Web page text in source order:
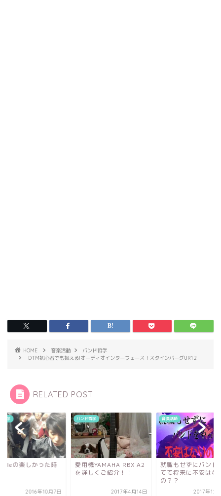
HOME 音楽活動
バンド哲学
DTM初心者でも扱える!オーディオインターフェース！スタインバーグUR12
RELATED POST
哲学
の楽しかった時
2016年10月7日
バンド哲学
愛用機YAMAHA RBX A2
を詳しくご紹介！！
2017年4月14日
音楽活動
就職もせずにバンド
てて将来に不安はな
の？？
2017年12